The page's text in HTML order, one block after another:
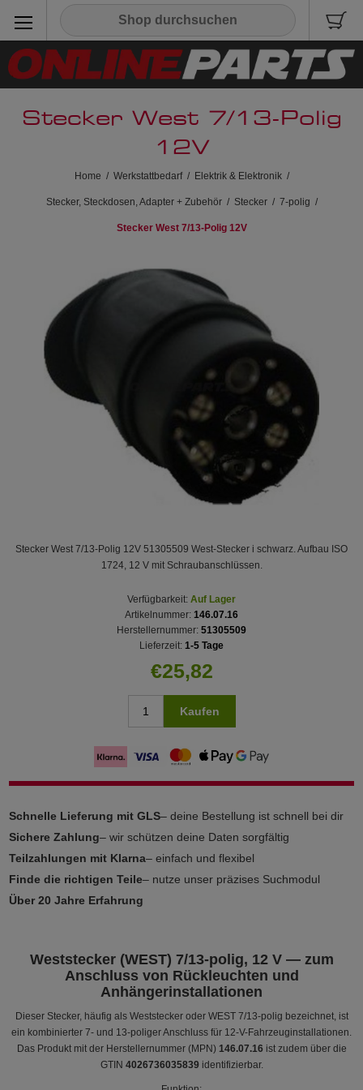
Stecker West 7/13-Polig
12V
Home / Werkstattbedarf / Elektrik & Elektronik /
Stecker, Steckdosen, Adapter + Zubehör / Stecker / 7-polig /
Stecker West 7/13-Polig 12V
Stecker West 7/13-Polig 12V 51305509 West-Stecker i schwarz. Aufbau ISO
1724, 12 V mit Schraubanschlüssen.
Verfügbarkeit: Auf Lager
Artikelnummer: 146.07.16
Herstellernummer: 51305509
Lieferzeit: 1-5 Tage
€25,82
Kaufen
Schnelle Lieferung mit GLS– deine Bestellung ist schnell bei dir
Sichere Zahlung– wir schützen deine Daten sorgfältig
Teilzahlungen mit Klarna– einfach und flexibel
Finde die richtigen Teile– nutze unser präzises Suchmodul
Über 20 Jahre Erfahrung
Weststecker (WEST) 7/13-polig, 12 V — zum
Anschluss von Rückleuchten und
Anhängerinstallationen
Dieser Stecker, häufig als Weststecker oder WEST 7/13-polig bezeichnet, ist
ein kombinierter 7- und 13-poliger Anschluss für 12‑V-Fahrzeuginstallationen.
Das Produkt mit der Herstellernummer (MPN) 146.07.16 ist zudem über die
GTIN 4026736035839 identifizierbar.